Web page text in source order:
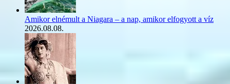
Amikor elnémult a Niagara – a nap, amikor elfogyott a víz
2026.08.08.